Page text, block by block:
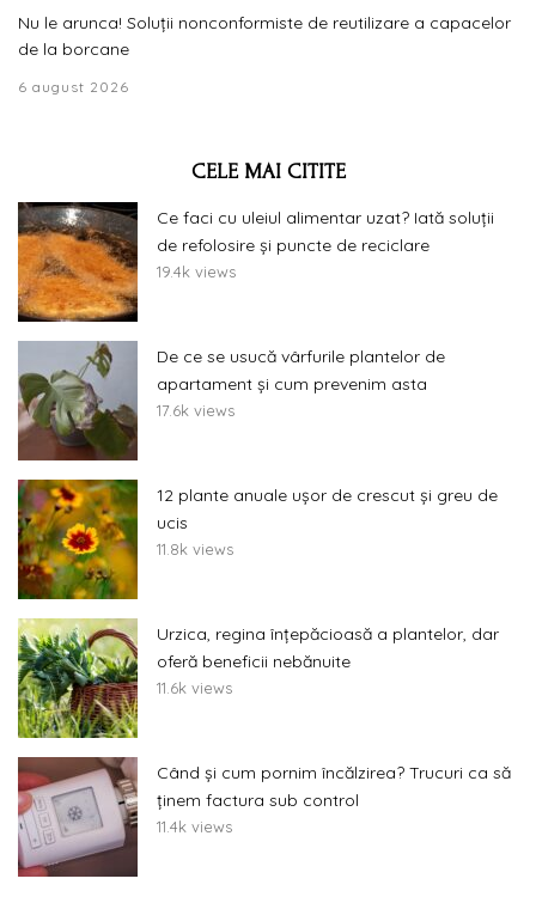
Nu le arunca! Soluții nonconformiste de reutilizare a capacelor
de la borcane
6 august 2026
CELE MAI CITITE
Ce faci cu uleiul alimentar uzat? Iată soluții
de refolosire și puncte de reciclare
19.4k views
De ce se usucă vârfurile plantelor de
apartament și cum prevenim asta
17.6k views
12 plante anuale ușor de crescut și greu de
ucis
11.8k views
Urzica, regina înțepăcioasă a plantelor, dar
oferă beneficii nebănuite
11.6k views
Când și cum pornim încălzirea? Trucuri ca să
ținem factura sub control
11.4k views